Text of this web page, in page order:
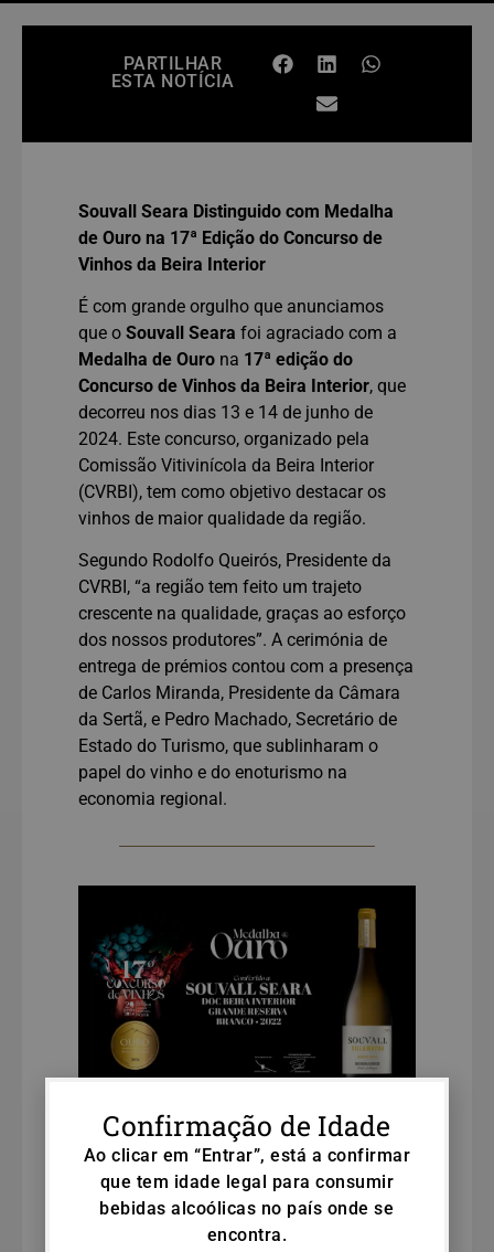
PARTILHAR
ESTA NOTÍCIA
Souvall Seara Distinguido com Medalha
de Ouro na 17ª Edição do Concurso de
Vinhos da Beira Interior
É com grande orgulho que anunciamos
que o Souvall Seara foi agraciado com a
Medalha de Ourona 17ª edição do
Concurso de Vinhos da Beira Interior, que
decorreu nos dias 13 e 14 de junho de
2024. Este concurso, organizado pela
Comissão Vitivinícola da Beira Interior
(CVRBI), tem como objetivo destacar os
vinhos de maior qualidade da região.
Segundo Rodolfo Queirós, Presidente da
CVRBI, “a região tem feito um trajeto
crescente na qualidade, graças ao esforço
dos nossos produtores”. A cerimónia de
entrega de prémios contou com a presença
de Carlos Miranda, Presidente da Câmara
da Sertã, e Pedro Machado, Secretário de
Estado do Turismo, que sublinharam o
papel do vinho e do enoturismo na
economia regional.
ANTERIOR
Guia Gastronómico e Vinhos
SEGUINTE
Confirmação de Idade
Ao clicar em “Entrar”, está a confirmar
que tem idade legal para consumir
bebidas alcoólicas no país onde se
encontra.